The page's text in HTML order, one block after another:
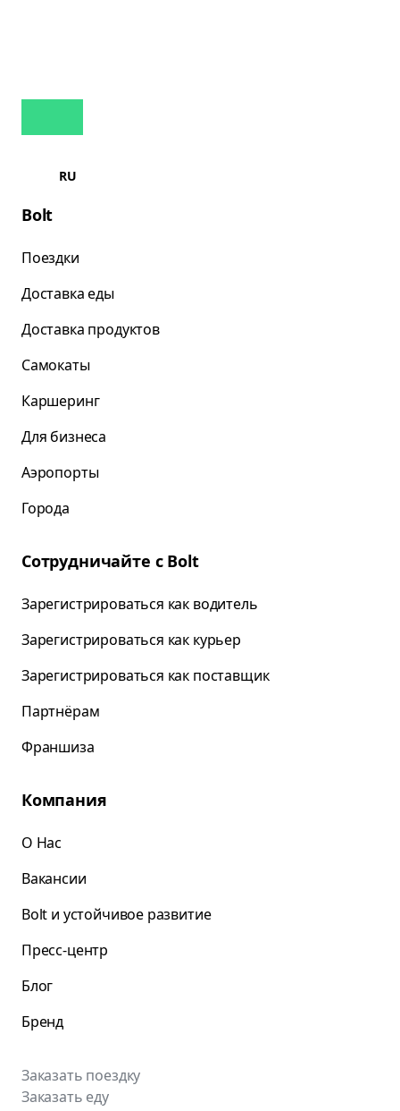
RU
Bolt
Поездки
Доставка еды
Доставка продуктов
Самокаты
Каршеринг
Для бизнеса
Аэропорты
Города
Сотрудничайте с Bolt
Зарегистрироваться как водитель
Зарегистрироваться как курьер
Зарегистрироваться как поставщик
Партнёрам
Франшиза
Компания
О Нас
Вакансии
Bolt и устойчивое развитие
Пресс-центр
Блог
Бренд
Заказать поездку
Заказать еду